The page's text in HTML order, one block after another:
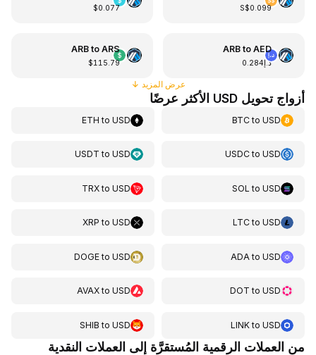
S$0.099
$0.077
ARB toAED
د.إ0.284
ARB toARS
$115.79
عرض المزيد ↓
أزواج تحويل USD الأكثر عرضًا
BTCtoUSD
ETH toUSD
USDCtoUSD
USDT toUSD
SOL toUSD
TRXtoUSD
LTCtoUSD
XRP toUSD
ADA toUSD
DOGEtoUSD
DOT toUSD
AVAXtoUSD
LINKtoUSD
SHIB toUSD
من العملات الرقمية المُستقرَّة إلى العملات النقدية